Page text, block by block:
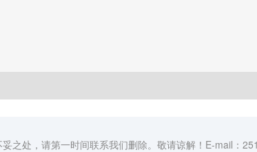
之处，请第一时间联系我们删除。敬请谅解！E-mail：